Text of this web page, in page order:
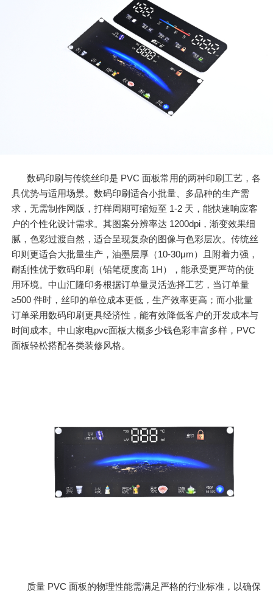
数码印刷与传统丝印是 PVC 面板常用的两种印刷工艺，各
具优势与适用场景。数码印刷适合小批量、多品种的生产需
求，无需制作网版，打样周期可缩短至 1-2 天，能快速响应客
户的个性化设计需求。其图案分辨率达 1200dpi，渐变效果细
腻，色彩过渡自然，适合呈现复杂的图像与色彩层次。传统丝
印则更适合大批量生产，油墨层厚（10-30μm）且附着力强，
耐刮性优于数码印刷（铅笔硬度高 1H），能承受更严苛的使
用环境。中山汇隆印务根据订单量灵活选择工艺，当订单量
≥500 件时，丝印的单位成本更低，生产效率更高；而小批量
订单采用数码印刷更具经济性，能有效降低客户的开发成本与
时间成本。中山家电pvc面板大概多少钱色彩丰富多样，PVC
面板轻松搭配各类装修风格。
质量 PVC 面板的物理性能需满足严格的行业标准，以确保